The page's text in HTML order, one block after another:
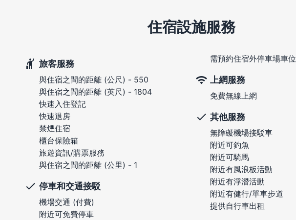
住宿設施服務
旅客服務
與住宿之間的距離 (公尺) - 550
與住宿之間的距離 (英尺) - 1804
快速入住登記
快速退房
禁煙住宿
櫃台保險箱
旅遊資訊/購票服務
與住宿之間的距離 (公里) - 1
停車和交通接駁
機場交通 (付費)
附近可免費停車
需預約住宿外停車場車位
上網服務
免費無線上網
其他服務
無障礙機場接駁車
附近可釣魚
附近可騎馬
附近有風浪板活動
附近有浮潛活動
附近有健行/單車步道
提供自行車出租